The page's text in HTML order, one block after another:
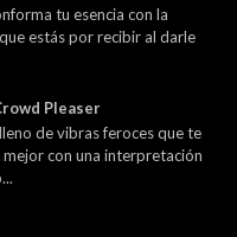
tu esencia con la
estás por recibir al darle
Pleaser
de vibras feroces que te
con una interpretación